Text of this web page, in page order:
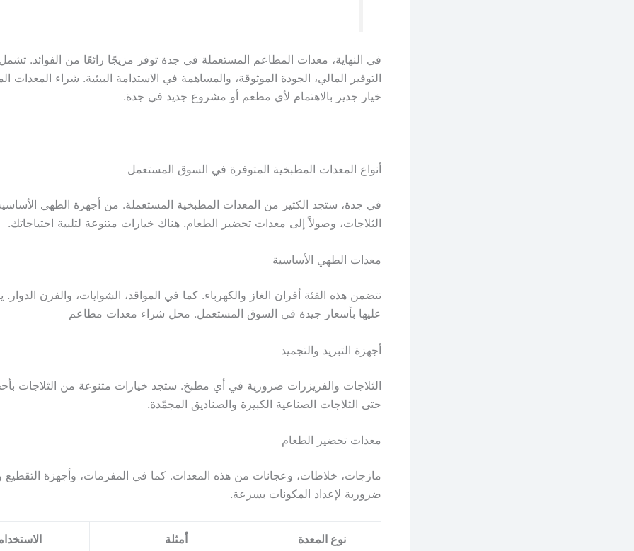
في النهاية، معدات المطاعم المستعملة في جدة توفر مزيجًا رائعًا من الفوائد. تشمل
التوفير المالي، الجودة الموثوقة، والمساهمة في الاستدامة البيئية. شراء المعدات
خيار جدير بالاهتمام لأي مطعم أو مشروع جديد في جدة.
أنواع المعدات المطبخية المتوفرة في السوق المستعمل
في جدة، ستجد الكثير من المعدات المطبخية المستعملة. من أجهزة الطهي
الثلاجات، وصولاً إلى معدات تحضير الطعام. هناك خيارات متنوعة لتلبية احتياجاتك.
معدات الطهي الأساسية
تتضمن هذه الفئة أفران الغاز والكهرباء. كما في المواقد، الشوايات، والفرن الدوار.
عليها بأسعار جيدة في السوق المستعمل. محل شراء معدات مطاعم
أجهزة التبريد والتجميد
الثلاجات والفريزرات ضرورية في أي مطبخ. ستجد خيارات متنوعة من الثلاجات
حتى الثلاجات الصناعية الكبيرة والصناديق المجمّدة.
معدات تحضير الطعام
مازجات، خلاطات، وعجانات من هذه المعدات. كما في المفرمات، وأجهزة التقطيع
ضرورية لإعداد المكونات بسرعة.
نوع المعدة أمثلة